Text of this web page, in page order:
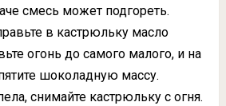
смесь может подгореть.
в кастрюльку масло
огонь до самого малого, и на
шоколадную массу.
снимайте кастрюльку с огня.